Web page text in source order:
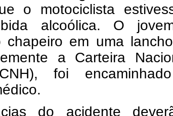
o motociclista
alcoólica. O
chapeiro em uma
a Carteira
foi
do acidente